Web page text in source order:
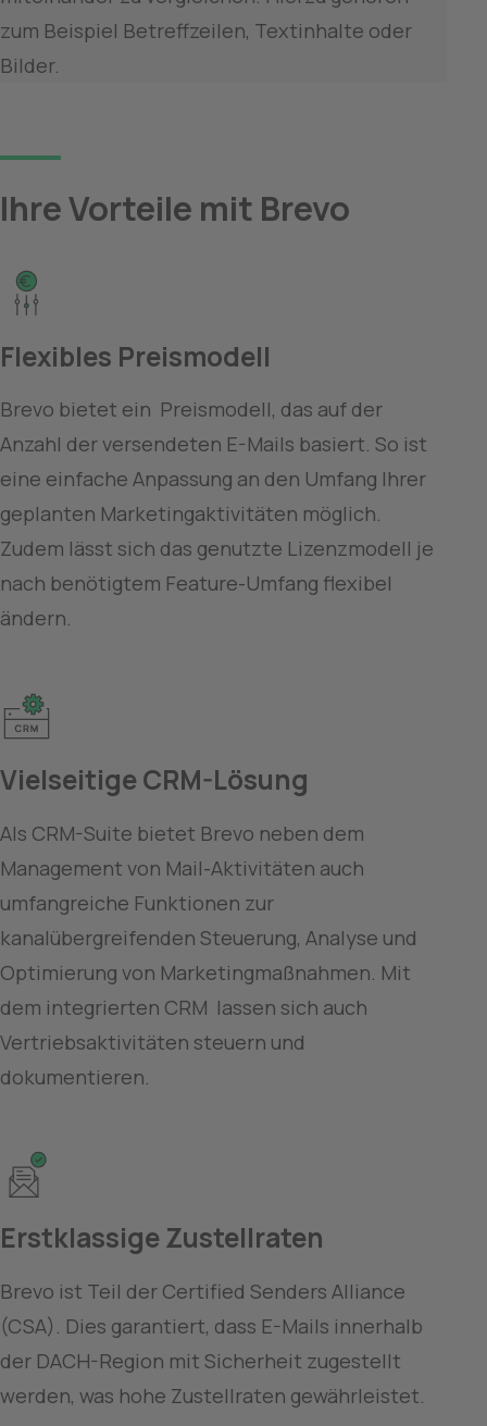
zum Beispiel Betreffzeilen, Textinhalte oder
Bilder.
Ihre Vorteile mit Brevo
Flexibles Preismodell
Brevo bietet ein  Preismodell, das auf der
Anzahl der versendeten E-Mails basiert. So ist
eine einfache Anpassung an den Umfang Ihrer
geplanten Marketingaktivitäten möglich.
Zudem lässt sich das genutzte Lizenzmodell je
nach benötigtem Feature-Umfang flexibel
ändern.
Vielseitige CRM-Lösung
Als CRM-Suite bietet Brevo neben dem
Management von Mail-Aktivitäten auch
umfangreiche Funktionen zur
kanalübergreifenden Steuerung, Analyse und
Optimierung von Marketingmaßnahmen. Mit
dem integrierten CRM  lassen sich auch
Vertriebsaktivitäten steuern und
dokumentieren.
Erstklassige Zustellraten
Brevo ist Teil der Certified Senders Alliance
(CSA). Dies garantiert, dass E-Mails innerhalb
der DACH-Region mit Sicherheit zugestellt
werden, was hohe Zustellraten gewährleistet.